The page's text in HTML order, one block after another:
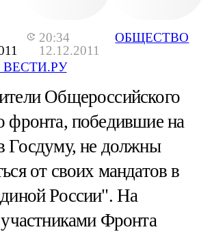
20:34
12.12.2011
ОБЩЕСТВО
Общероссийского
фронта, победившие на
Госдуму, не должны
от своих мандатов в
России". На
участниками Фронта